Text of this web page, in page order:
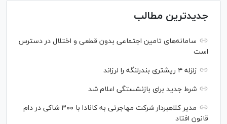
جدیدترین مطالب
سامانه‌های تامین اجتماعی بدون قطعی و اختلال در دسترس
است
زلزله ۴ ریشتری بندرلنگه را لرزاند
شرط جدید برای بازنشستگی اعلام شد
مدیر کلاهبردار شرکت مهاجرتی به کانادا با ۳۰۰ شاکی در دام
قانون افتاد